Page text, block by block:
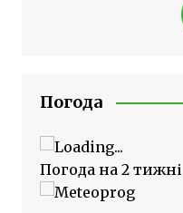
Погода
Погода на 2 тижні